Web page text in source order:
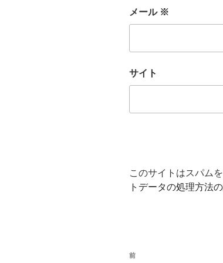
メール ※
サイト
このサイトはスパム
トデータの処理方法
投
前
前